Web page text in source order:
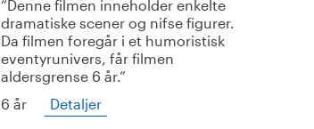
Denne filmen inneholder enkelte
dramatiske scener og nifse figurer.
Da filmen foregår i et humoristisk
eventyrunivers, får filmen
aldersgrense 6 år.
6 år
Detaljer